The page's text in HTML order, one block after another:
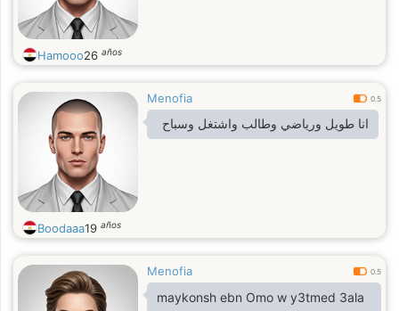
Hamooo26 años
Menofia 0.5
انا طويل ورياضي وطالب واشتغل وسباح
Boodaaa19 años
Menofia 0.5
maykonsh ebn Omo w y3tmed 3ala